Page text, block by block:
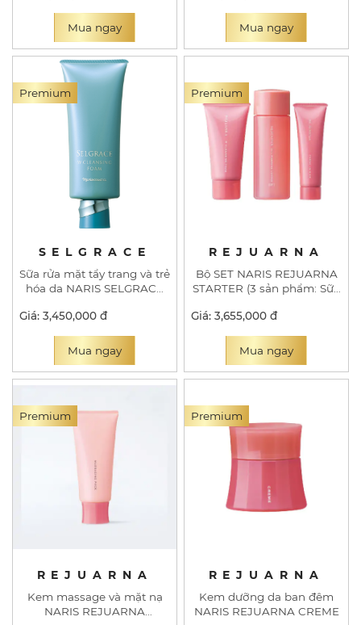
Mua ngay Mua ngay
Premium
SELGRACE
Sữa rửa mặt tẩy trang và trẻ
hóa da NARIS SELGRACE
Giá: 3,450,000 đ
Mua ngay
Premium
REJUARNA
Bộ SET NARIS REJUARNA
STARTER (3 sản phẩm: Sữa
Kem dưỡng da dạng sữa)
Giá: 3,655,000 đ
Mua ngay
Premium
REJUARNA
Kem massage và mặt nạ
NARIS REJUARNA
Premium
REJUARNA
Kem dưỡng da ban đêm
NARIS REJUARNA CREME